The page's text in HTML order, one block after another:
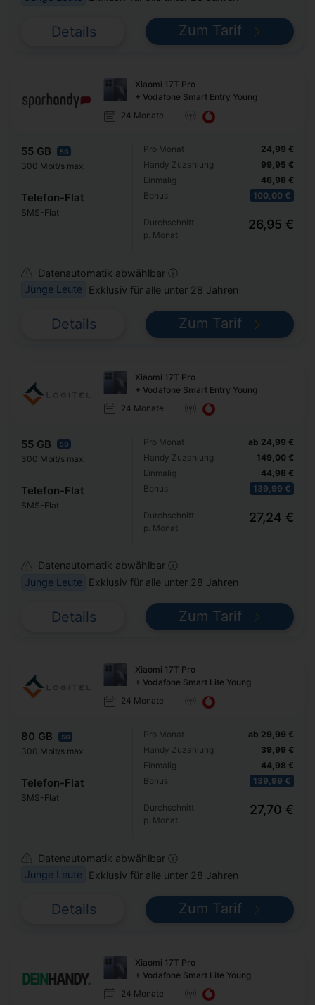
Details Zum Tarif
Xiaomi 17T Pro
+ Vodafone Smart Entry Young
24 Monate
55 GB 5G
300 Mbit/s max.
Telefon-Flat
SMS-Flat
Pro Monat
Handy Zuzahlung
Einmalig
Bonus
24,99 €
99,95 €
46,98 €
100,00 €
Durchschnitt
p. Monat
26,95 €
Datenautomatik abwählbar ⓘ
Junge Leute
Exklusiv für alle unter 28 Jahren
Details Zum Tarif
Xiaomi 17T Pro
+ Vodafone Smart Entry Young
24 Monate
55 GB 5G
300 Mbit/s max.
Telefon-Flat
SMS-Flat
Pro Monat
Handy Zuzahlung
Einmalig
Bonus
ab 24,99 €
149,00 €
44,98 €
139,99 €
Durchschnitt
p. Monat
27,24 €
Datenautomatik abwählbar ⓘ
Junge Leute
Exklusiv für alle unter 28 Jahren
Details Zum Tarif
Xiaomi 17T Pro
+ Vodafone Smart Lite Young
24 Monate
80 GB 5G
300 Mbit/s max.
Telefon-Flat
SMS-Flat
Pro Monat
Handy Zuzahlung
Einmalig
Bonus
ab 29,99 €
39,99 €
44,98 €
139,99 €
Durchschnitt
p. Monat
27,70 €
Datenautomatik abwählbar ⓘ
Junge Leute
Exklusiv für alle unter 28 Jahren
Details Zum Tarif
Xiaomi 17T Pro
+ Vodafone Smart Lite Young
24 Monate